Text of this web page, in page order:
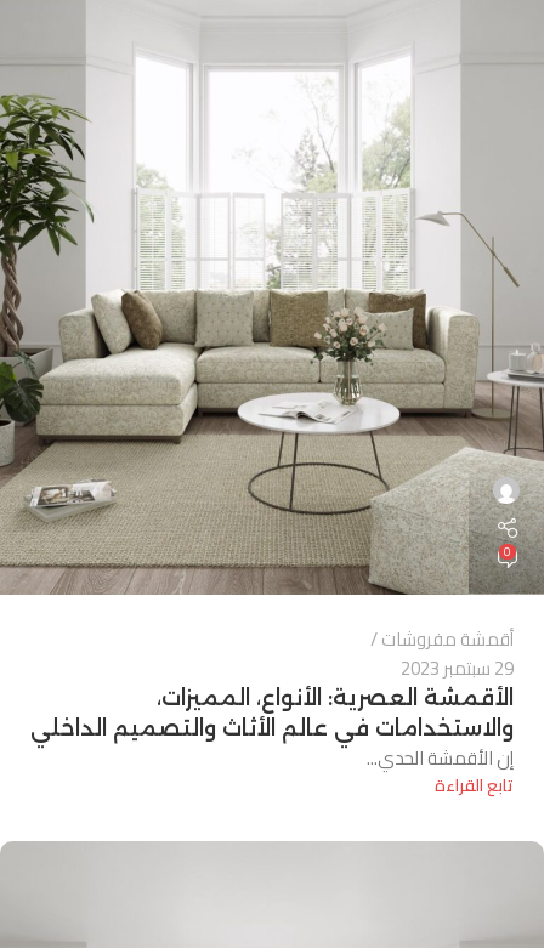
0
أقمشة مفروشات
29 سبتمبر 2023
الأقمشة العصرية: الأنواع، المميزات،
والاستخدامات في عالم الأثاث والتصميم الداخلي
إن الأقمشة الحدي...
تابع القراءة